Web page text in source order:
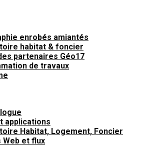
enrobés amiantés
habitat & foncier
partenaires Géo17
de travaux
applications
Habitat, Logement, Foncier
et flux